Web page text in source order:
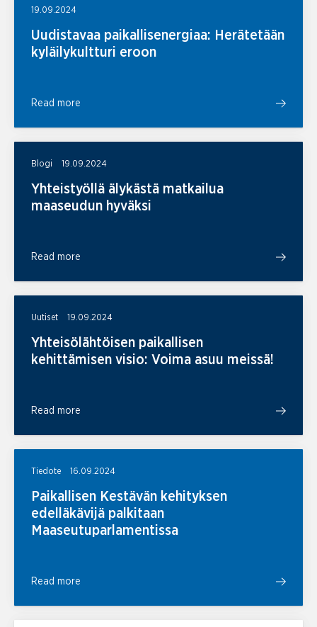
19.09.2024
Uudistavaa paikallisenergiaa: Herätetään
kyläilykultturi eroon
Read more
Blogi 19.09.2024
Yhteistyöllä älykästä matkailua
maaseudun hyväksi
Read more
Uutiset 19.09.2024
Yhteisölähtöisen paikallisen
kehittämisen visio: Voima asuu meissä!
Read more
Tiedote 16.09.2024
Paikallisen Kestävän kehityksen
edelläkävijä palkitaan
Maaseutuparlamentissa
Read more